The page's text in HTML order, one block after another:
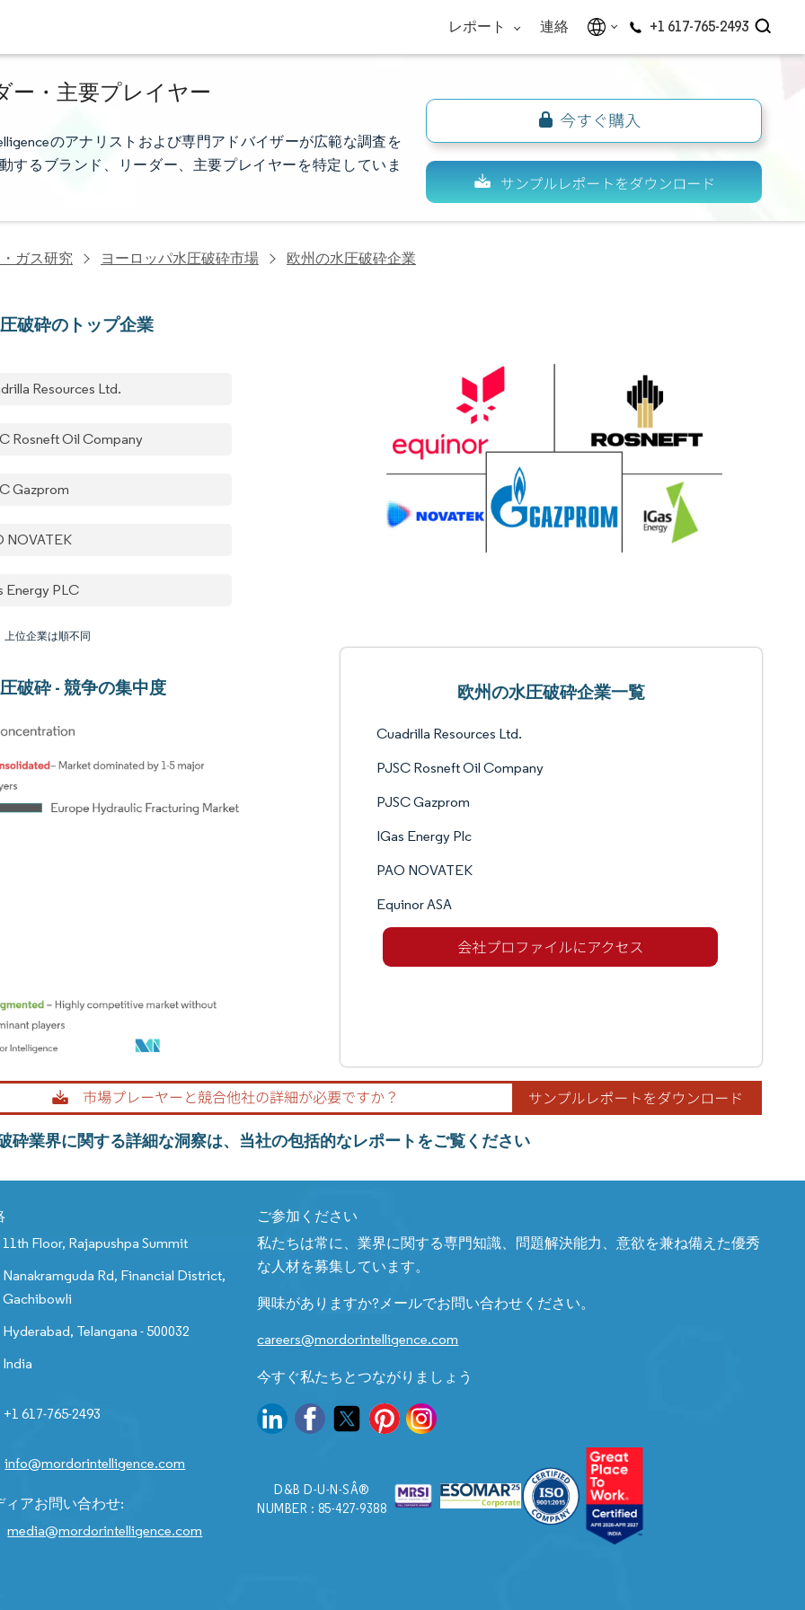
レポート 連絡 +1 617-765-2493
ー・主要プレイヤー
のアナリストおよび専門アドバイザーが広範な調査を
するブランド、リーダー、主要プレイヤーを特定していま
ガス研究 ヨーロッパ水圧破砕市場 欧州の水圧破砕企業
破砕のトップ企業
Resources Ltd.
Rosneft Oil Company
Gazprom
NOVATEK
Energy PLC
上位企業は順不同
破砕 - 競争の集中度 欧州の水圧破砕企業一覧
Cuadrilla Resources Ltd.
PJSC Rosneft Oil Company
PJSC Gazprom
IGas Energy Plc
PAO NOVATEK
Equinor ASA
砕業界に関する詳細な洞察は、当社の包括的なレポートをご覧ください
11th Floor, Rajapushpa Summit
Nanakramguda Rd, Financial District,
Gachibowli
Hyderabad, Telangana - 500032
India
+1 617-765-2493
info@mordorintelligence.com
ィアお問い合わせ:
media@mordorintelligence.com
ご参加ください
私たちは常に、業界に関する専門知識、問題解決能力、意欲を兼ね備えた優秀
な人材を募集しています。
興味がありますか?メールでお問い合わせください。
careers@mordorintelligence.com
今すぐ私たちとつながりましょう
D&B D-U-N-SÂ®
NUMBER : 85-427-9388